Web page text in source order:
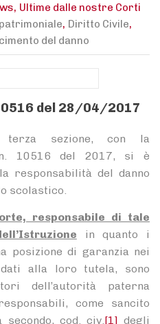
, Ultime dalle nostre Corti
, Diritto Civile,
del danno
del 28/04/2017
terza sezione, con la
n. 10516 del 2017, si è
responsabilità del danno
scolastico.
responsabile di tale
in quanto i
posizione di garanzia nei
alla loro tutela, sono
dell’autorità paterna
come sancito
secondo, cod. civ.[1] degli